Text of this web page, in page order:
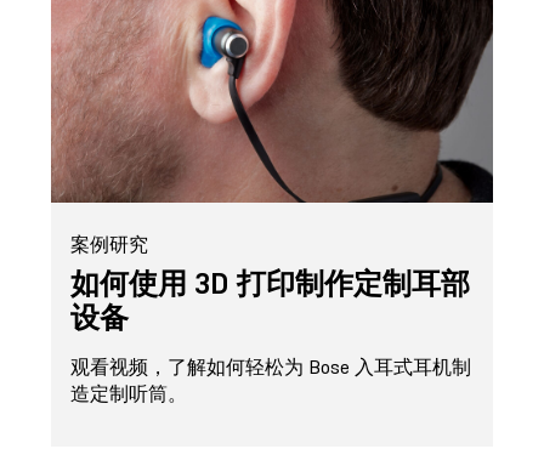
案例研究
如何使用 3D 打印制作定制耳部
设备
观看视频，了解如何轻松为 Bose 入耳式耳机制
造定制听筒。